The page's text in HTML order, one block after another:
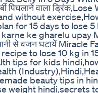
वाला
without
for 15 days to lose
ke gharelu upay
से वजन घटायें
to lose 10 kg in
tips for kids
beauty tips in
weight hindi,secrets